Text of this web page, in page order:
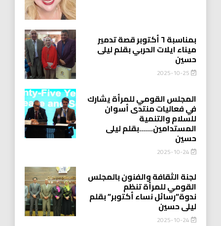
بمناسبة ٦ أكتوبر قصة تدمير
ميناء ايلات الحربي بقلم ليلى
حسين
2025-10-25
المجلس القومي للمرأة يشارك
في فعاليات منتدى أسوان
للسلام والتنمية
المستدامين…….بقلم ليلى
حسين
2025-10-24
لجنة الثقافة والفنون بالمجلس
القومي للمرأة تنظم
ندوة”رسائل نساء أكتوبر” بقلم
ليلى حسين
2025-10-24